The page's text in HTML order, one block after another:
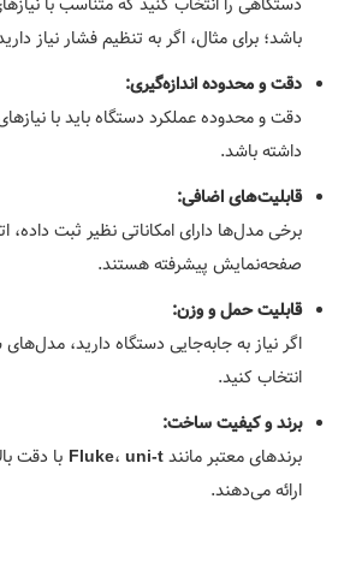
باشد؛ برای مثال، اگر به تنظیم فشار نیاز
دقت و محدوده اندازه‌گیری:
دقت و محدوده عملکرد دستگاه باید با
داشته باشد.
قابلیت‌های اضافی:
برخی مدل‌ها دارای امکاناتی نظیر ثبت داده،
صفحه‌نمایش پیشرفته هستند.
قابلیت حمل و وزن:
اگر نیاز به جابه‌جایی دستگاه دارید،
انتخاب کنید.
برند و کیفیت ساخت:
برندهای معتبر مانند Fluke، uni-t
با دقت
ارائه می‌دهند.